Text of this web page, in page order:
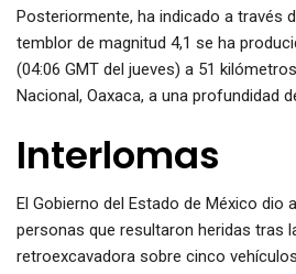
Posteriormente, ha indicado a través
temblor de magnitud 4,1 se ha
(04:06 GMT del jueves) a 51
Nacional, Oaxaca, a una profundidad
Interlomas
El Gobierno del Estado de México dio
personas que resultaron heridas tras
retroexcavadora sobre cinco